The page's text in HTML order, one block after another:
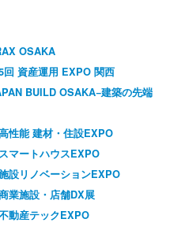
OSAKA
回 資産運用 EXPO 関西
BUILD OSAKA−建築の先端
性能 建材・住設EXPO
マートハウスEXPO
設リノベーションEXPO
業施設・店舗DX展
動産テックEXPO